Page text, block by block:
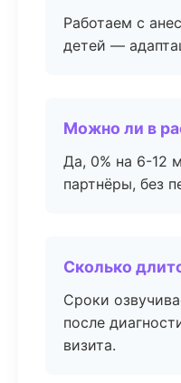
Работаем с
детей —
Можно ли в
Да, 0% на 6-12
партнёры, без
Сколько
Сроки
после
визита.